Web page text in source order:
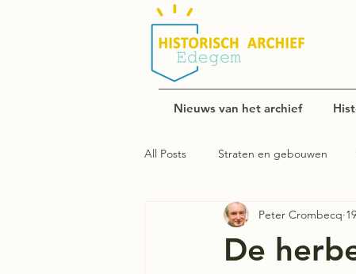
Nieuws van het archief
All Posts Straten en gebouwen
Edegems verleden
De
Peter Crombecq